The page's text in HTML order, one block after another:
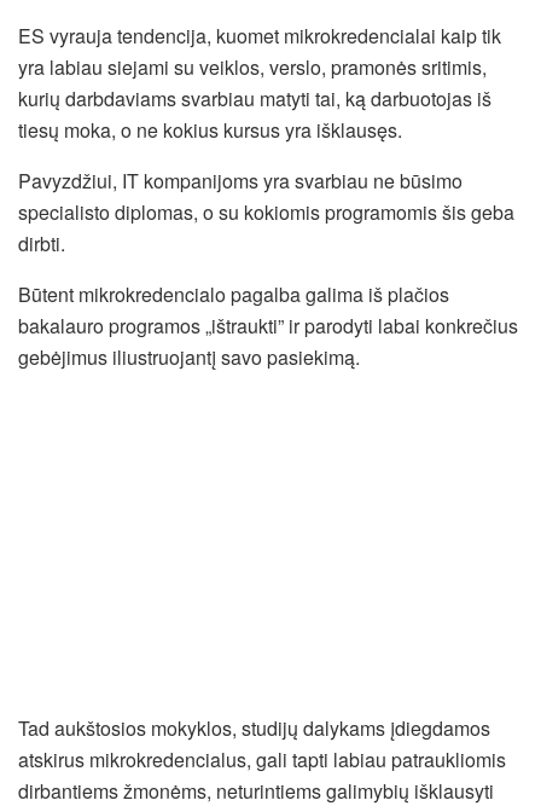
ES vyrauja tendencija, kuomet mikrokredencialai kaip tik
yra labiau siejami su veiklos, verslo, pramonės sritimis,
kurių darbdaviams svarbiau matyti tai, ką darbuotojas iš
tiesų moka, o ne kokius kursus yra išklausęs.
Pavyzdžiui, IT kompanijoms yra svarbiau ne būsimo
specialisto diplomas, o su kokiomis programomis šis geba
dirbti.
Būtent mikrokredencialo pagalba galima iš plačios
bakalauro programos „ištraukti” ir parodyti labai konkrečius
gebėjimus iliustruojantį savo pasiekimą.
Tad aukštosios mokyklos, studijų dalykams įdiegdamos
atskirus mikrokredencialus, gali tapti labiau patraukliomis
dirbantiems žmonėms, neturintiems galimybių išklausyti